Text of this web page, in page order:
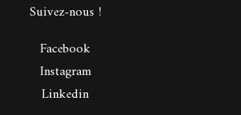
Suivez-nous !
Facebook
Instagram
Linkedin